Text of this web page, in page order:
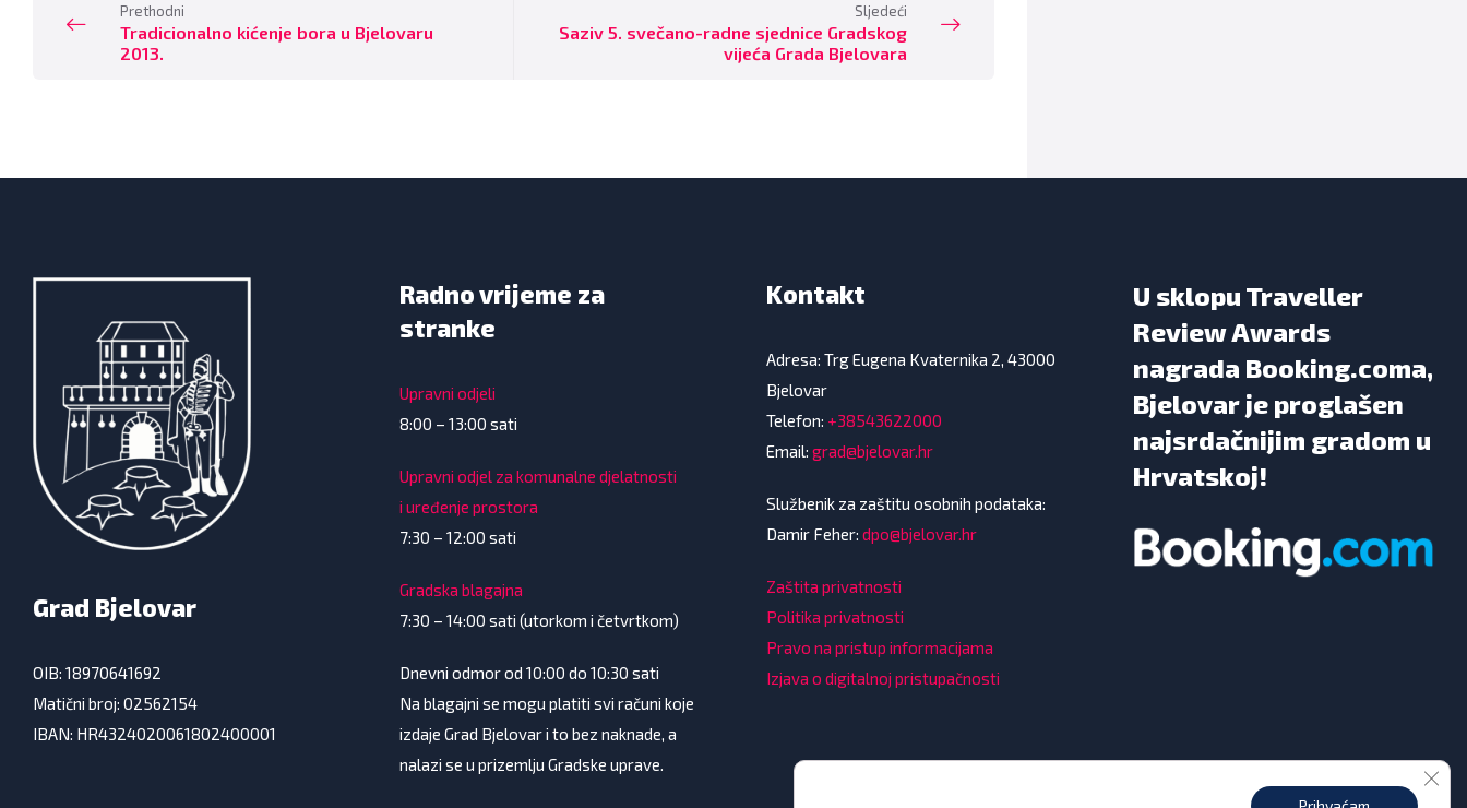
Prethodni
Tradicionalno kićenje bora u Bjelovaru
2013.
Sljedeći
Saziv 5. svečano-radne sjednice Gradskog
vijeća Grada Bjelovara
Grad Bjelovar
OIB: 18970641692
Matični broj: 02562154
IBAN: HR4324020061802400001
Radno vrijeme za
stranke
Upravni odjeli
8:00 – 13:00 sati
Upravni odjel za komunalne djelatnosti
i uređenje prostora
7:30 – 12:00 sati
Gradska blagajna
7:30 – 14:00 sati (utorkom i četvrtkom)
Dnevni odmor od 10:00 do 10:30 sati
Na blagajni se mogu platiti svi računi koje
izdaje Grad Bjelovar i to bez naknade, a
nalazi se u prizemlju Gradske uprave.
Kontakt
Adresa: Trg Eugena Kvaternika 2, 43000
Bjelovar
Telefon: +38543622000
Email: grad@bjelovar.hr
Službenik za zaštitu osobnih podataka:
Damir Feher: dpo@bjelovar.hr
Zaštita privatnosti
Politika privatnosti
Pravo na pristup informacijama
Izjava o digitalnoj pristupačnosti
U sklopu Traveller
Review Awards
nagrada Booking.coma,
Bjelovar je proglašen
najsrdačnijim gradom u
Hrvatskoj!